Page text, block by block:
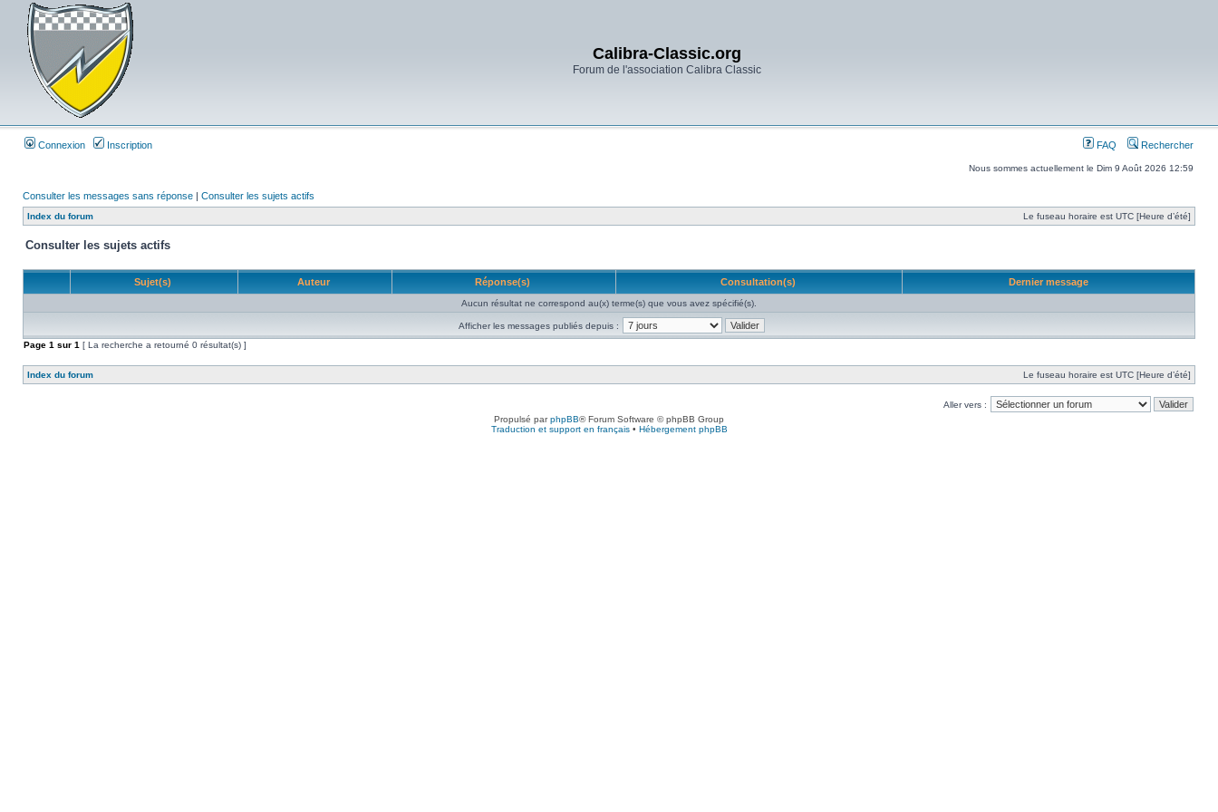
Calibra-Classic.org
Forum de l'association Calibra Classic
Connexion Inscription FAQ Rechercher
Nous sommes actuellement le Dim 9 Août 2026 12:59
Consulter les messages sans réponse | Consulter les sujets actifs
Index du forum Le fuseau horaire est UTC [Heure d’été]
Consulter les sujets actifs
Sujet(s) Auteur Réponse(s) Consultation(s) Dernier message
Aucun résultat ne correspond au(x) terme(s) que vous avez spécifié(s).
Afficher les messages publiés depuis :
Page 1 sur 1 [ La recherche a retourné 0 résultat(s) ]
Index du forum Le fuseau horaire est UTC [Heure d’été]
Aller vers :
Propulsé parphpBB® Forum Software © phpBB Group
Traduction et support en français• Hébergement phpBB